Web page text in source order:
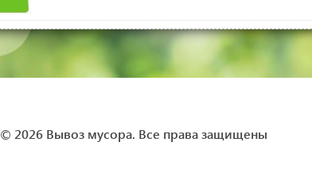
© 2026 Вывоз мусора. Все права защищены